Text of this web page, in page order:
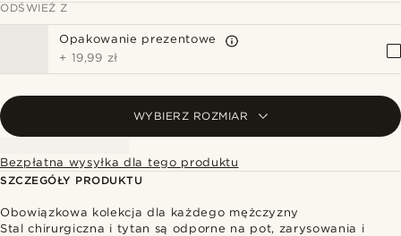
ODŚWIEŻ Z
Opakowanie prezentowe
+ 19,99 zł
WYBIERZ ROZMIAR
Bezpłatna wysyłka dla tego produktu
SZCZEGÓŁY PRODUKTU
Obowiązkowa kolekcja dla każdego mężczyzny
Stal chirurgiczna i tytan są odporne na pot, zarysowania i